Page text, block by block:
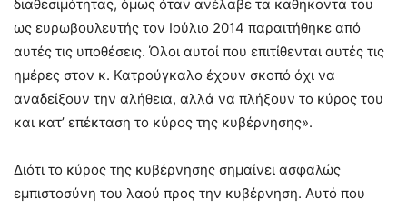
διαθεσιμότητας, όμως όταν ανέλαβε τα καθήκοντά του
ως ευρωβουλευτής τον Ιούλιο 2014 παραιτήθηκε από
αυτές τις υποθέσεις. Όλοι αυτοί που επιτίθενται αυτές τις
ημέρες στον κ. Κατρούγκαλο έχουν σκοπό όχι να
αναδείξουν την αλήθεια, αλλά να πλήξουν το κύρος του
και κατ’ επέκταση το κύρος της κυβέρνησης».
Διότι το κύρος της κυβέρνησης σημαίνει ασφαλώς
εμπιστοσύνη του λαού προς την κυβέρνηση. Αυτό που